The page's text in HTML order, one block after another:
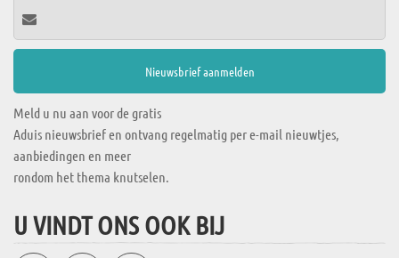
Meld u nu aan voor de gratis
Aduis nieuwsbrief en ontvang regelmatig per e-mail nieuwtjes,
aanbiedingen en meer
rondom het thema knutselen.
U VINDT ONS OOK BIJ